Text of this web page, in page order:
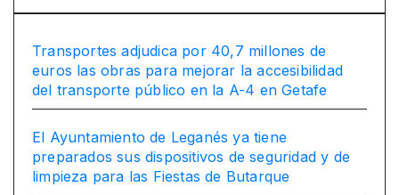
Transportes adjudica por 40,7 millones de
euros las obras para mejorar la accesibilidad
del transporte público en la A-4 en Getafe
El Ayuntamiento de Leganés ya tiene
preparados sus dispositivos de seguridad y de
limpieza para las Fiestas de Butarque